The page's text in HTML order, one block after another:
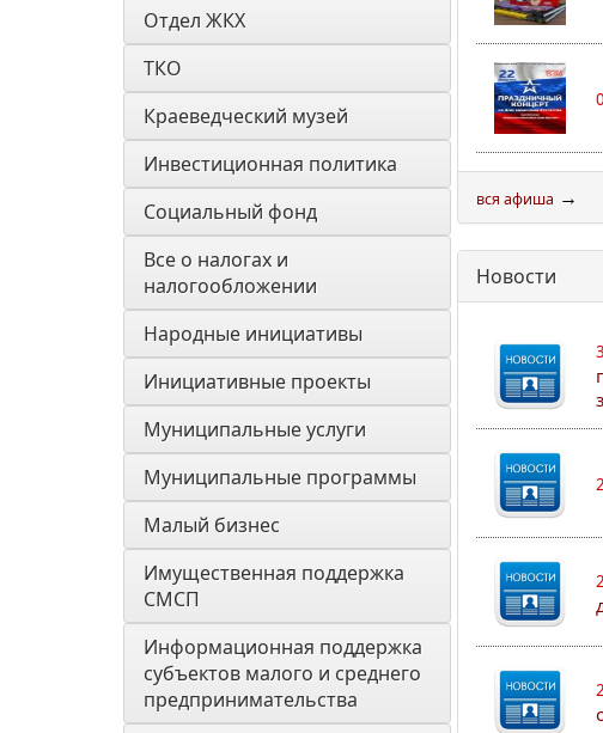
Отдел ЖКХ
ТКО
Краеведческий музей
Инвестиционная политика
Социальный фонд
Все о налогах и
налогообложении
Народные инициативы
Инициативные проекты
Муниципальные услуги
Муниципальные программы
Малый бизнес
Имущественная поддержка
СМСП
Информационная поддержка
субъектов малого и среднего
предпринимательства
вся афиша →
Новости